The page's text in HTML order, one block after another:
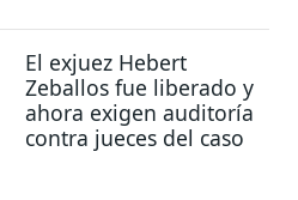
El exjuez Hebert
Zeballos fue liberado y
ahora exigen auditoría
contra jueces del caso